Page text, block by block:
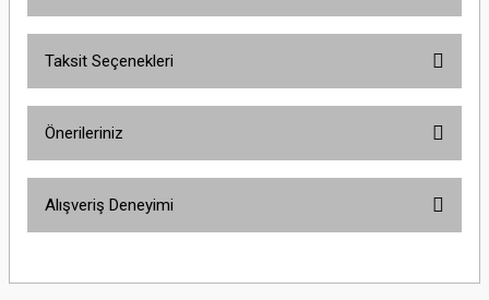
Taksit Seçenekleri
Önerileriniz
yetersiz gördüğünüz noktaları öneri formunu kullanarak tarafımıza
Alışveriş Deneyimi